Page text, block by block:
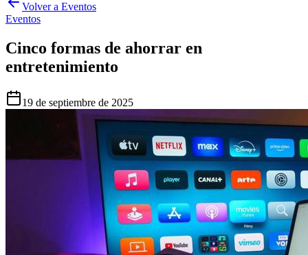
Volver a Eventos
Eventos
Cinco formas de ahorrar en
entretenimiento
19 de septiembre de 2025